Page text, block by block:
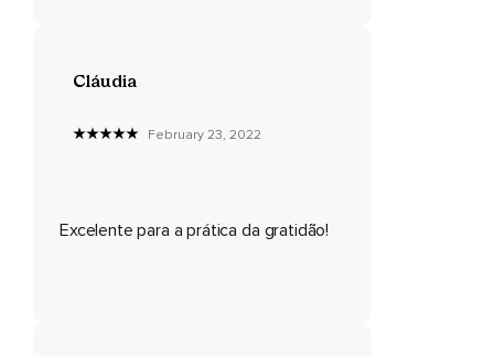
Cláudia
February 23, 2022
Excelente para a prática da gratidão!